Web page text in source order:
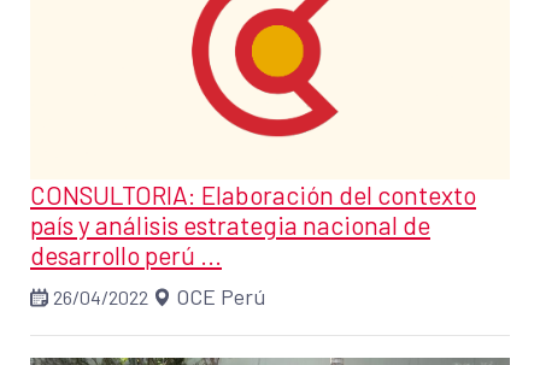
CONSULTORIA: Elaboración del contexto
país y análisis estrategia nacional de
desarrollo perú ...
26/04/2022 OCE Perú